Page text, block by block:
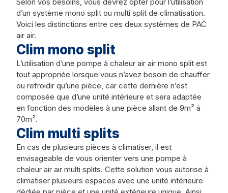
d’un système mono split ou multi split de climatisation.
Voici les distinctions entre ces deux systèmes de PAC
air air.
Clim mono split
L’utilisation d’une pompe à chaleur air air mono split est
tout appropriée lorsque vous n’avez besoin de chauffer
ou refroidir qu’une pièce, car cette dernière n’est
composée que d’une unité intérieure et sera adaptée
en fonction des modèles à une pièce allant de 9m² à
70m².
Clim multi splits
En cas de plusieurs pièces à climatiser, il est
envisageable de vous orienter vers une pompe à
chaleur air air multi splits. Cette solution vous autorise à
climatiser plusieurs espaces avec une unité intérieure